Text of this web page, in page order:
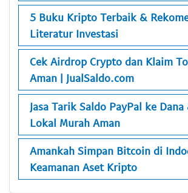
5 Buku Kripto Terbaik &
Literatur Investasi
Cek Airdrop Crypto dan Klaim
Aman | JualSaldo.com
Jasa Tarik Saldo PayPal ke
Lokal Murah Aman
Amankah Simpan Bitcoin di
Keamanan Aset Kripto